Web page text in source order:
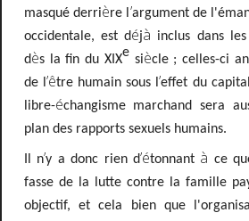
masqué derrière l ’argument de
occidentale, est déjà inclus dans
dès la fin du XIXe siècle ; celles-ci
de l ’être humain sous l’effet du
libre-échangisme marchand sera
plan des rapports sexuels humains.
Il n’y a donc rien d’étonnant à ce
fasse de la lutte contre la famille
objectif,et cela bien que